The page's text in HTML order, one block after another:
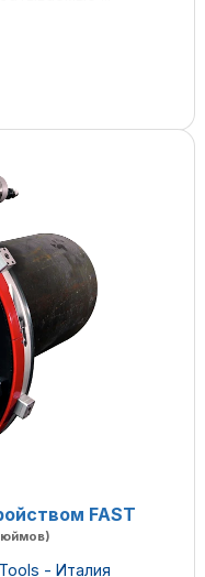
FAST
- Италия